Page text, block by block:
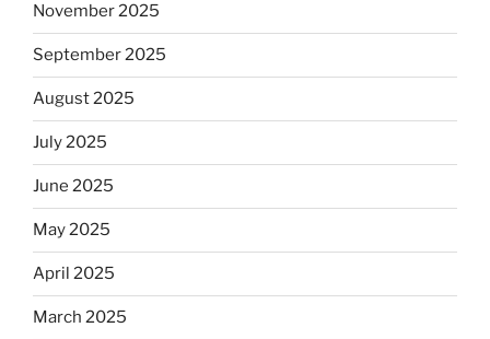
November 2025
September 2025
August 2025
July 2025
June 2025
May 2025
April 2025
March 2025